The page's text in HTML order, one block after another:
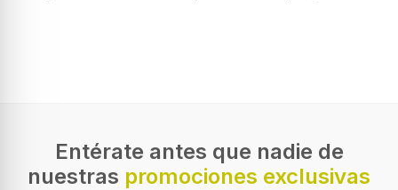
Entérate antes que nadie de
nuestras promociones exclusivas